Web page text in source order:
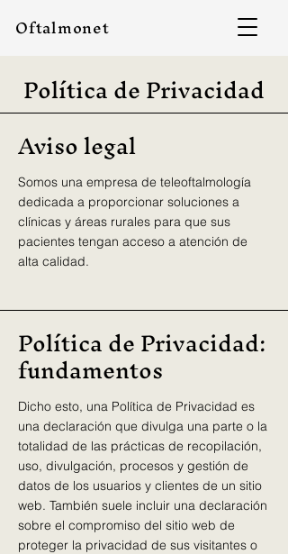
Oftalmonet
Política de Privacidad
Aviso legal
Somos una empresa de teleoftalmología
dedicada a proporcionar soluciones a
clínicas y áreas rurales para que sus
pacientes tengan acceso a atención de
alta calidad.
Política de Privacidad:
fundamentos
Dicho esto, una Política de Privacidad es
una declaración que divulga una parte o la
totalidad de las prácticas de recopilación,
uso, divulgación, procesos y gestión de
datos de los usuarios y clientes de un sitio
web. También suele incluir una declaración
sobre el compromiso del sitio web de
proteger la privacidad de sus visitantes o